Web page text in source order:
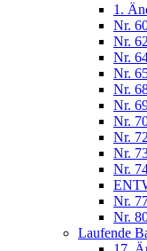
1.
Nr.
Nr.
Nr.
Nr.
Nr.
Nr.
Nr.
Nr.
Nr.
Nr.
Nr.
Nr.
Laufende